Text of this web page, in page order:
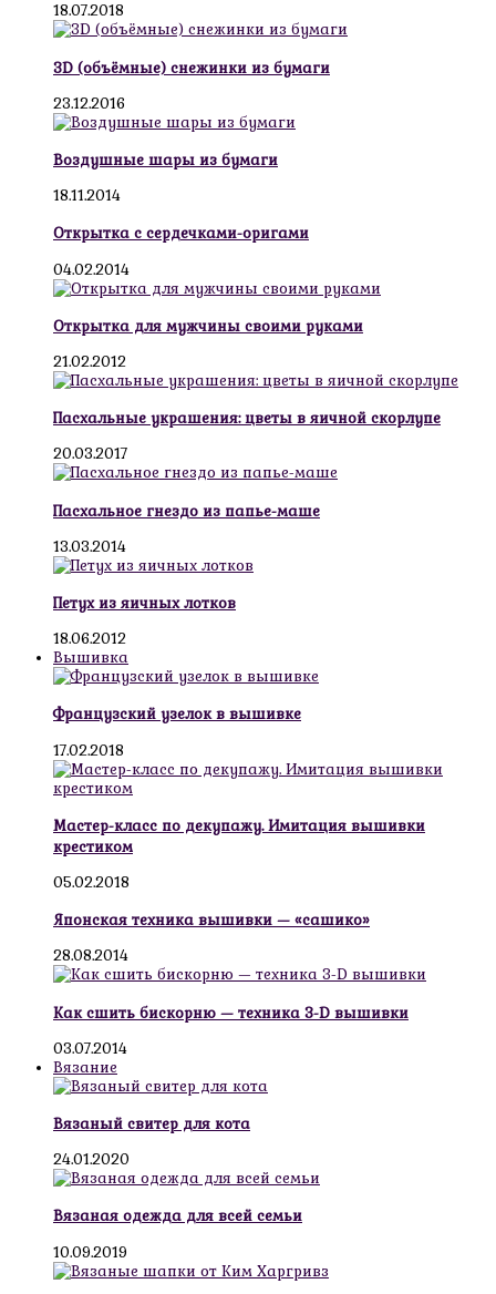
18.07.2018
3D (объёмные) снежинки из бумаги
23.12.2016
Воздушные шары из бумаги
18.11.2014
Открытка с сердечками-оригами
04.02.2014
Открытка для мужчины своими руками
21.02.2012
Пасхальные украшения: цветы в яичной скорлупе
20.03.2017
Пасхальное гнездо из папье-маше
13.03.2014
Петух из яичных лотков
18.06.2012
Вышивка
Французский узелок в вышивке
17.02.2018
Мастер-класс по декупажу. Имитация вышивки
крестиком
05.02.2018
Японская техника вышивки — «сашико»
28.08.2014
Как сшить бискорню — техника 3-D вышивки
03.07.2014
Вязание
Вязаный свитер для кота
24.01.2020
Вязаная одежда для всей семьи
10.09.2019